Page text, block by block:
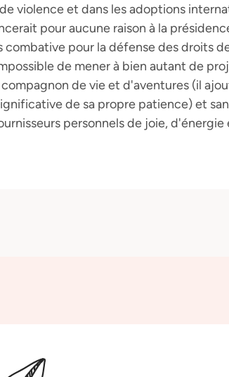
violence et dans les adoptions
pour aucune raison à la
pour la défense des droits
de mener à bien autant de
de vie et d'aventures (il
de sa propre patience) et
personnels de joie, d'énergie